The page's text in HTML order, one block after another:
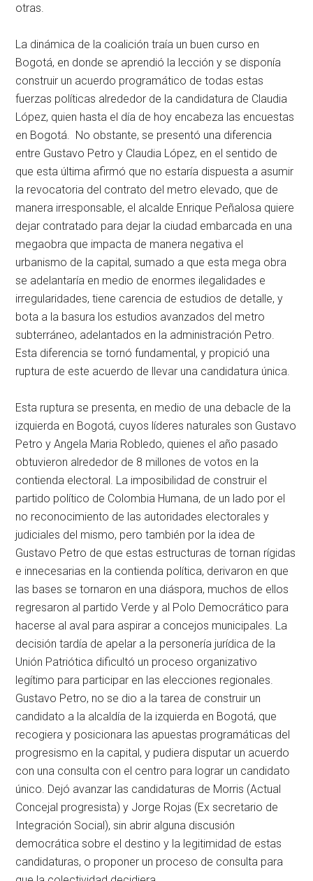
otras.
La dinámica de la coalición traía un buen curso en
Bogotá, en donde se aprendió la lección y se disponía
construir un acuerdo programático de todas estas
fuerzas políticas alrededor de la candidatura de Claudia
López, quien hasta el día de hoy encabeza las encuestas
en Bogotá. No obstante, se presentó una diferencia
entre Gustavo Petro y Claudia López, en el sentido de
que esta última afirmó que no estaría dispuesta a asumir
la revocatoria del contrato del metro elevado, que de
manera irresponsable, el alcalde Enrique Peñalosa quiere
dejar contratado para dejar la ciudad embarcada en una
megaobra que impacta de manera negativa el
urbanismo de la capital, sumado a que esta mega obra
se adelantaría en medio de enormes ilegalidades e
irregularidades, tiene carencia de estudios de detalle, y
bota a la basura los estudios avanzados del metro
subterráneo, adelantados en la administración Petro.
Esta diferencia se tornó fundamental, y propició una
ruptura de este acuerdo de llevar una candidatura única.
Esta ruptura se presenta, en medio de una debacle de la
izquierda en Bogotá, cuyos líderes naturales son Gustavo
Petro y Angela Maria Robledo, quienes el año pasado
obtuvieron alrededor de 8 millones de votos en la
contienda electoral. La imposibilidad de construir el
partido político de Colombia Humana, de un lado por el
no reconocimiento de las autoridades electorales y
judiciales del mismo, pero también por la idea de
Gustavo Petro de que estas estructuras de tornan rígidas
e innecesarias en la contienda política, derivaron en que
las bases se tornaron en una diáspora, muchos de ellos
regresaron al partido Verde y al Polo Democrático para
hacerse al aval para aspirar a concejos municipales. La
decisión tardía de apelar a la personería jurídica de la
Unión Patriótica dificultó un proceso organizativo
legítimo para participar en las elecciones regionales.
Gustavo Petro, no se dio a la tarea de construir un
candidato a la alcaldía de la izquierda en Bogotá, que
recogiera y posicionara las apuestas programáticas del
progresismo en la capital, y pudiera disputar un acuerdo
con una consulta con el centro para lograr un candidato
único. Dejó avanzar las candidaturas de Morris (Actual
Concejal progresista) y Jorge Rojas (Ex secretario de
Integración Social), sin abrir alguna discusión
democrática sobre el destino y la legitimidad de estas
candidaturas, o proponer un proceso de consulta para